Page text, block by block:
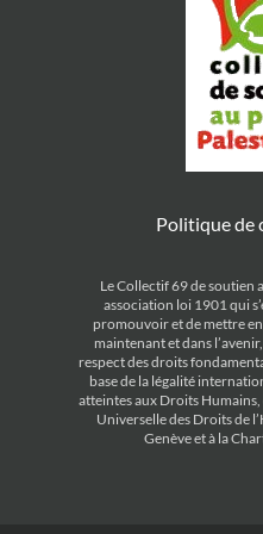
Politique de
Le Collectif 69 de soutien
association loi 1901 qui
promouvoir et de mettre
maintenant et dans
respect des droits
base de la légalité
atteintes aux Droits
Universelle des Droits de
Genève et à la